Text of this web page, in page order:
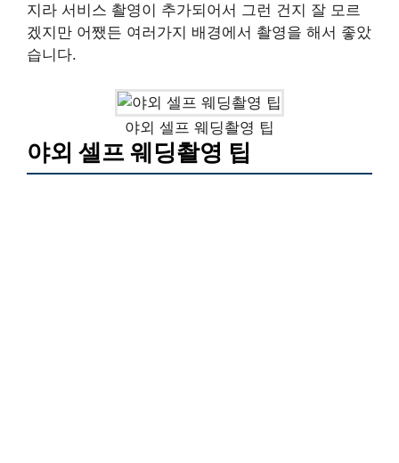
지라 서비스 촬영이 추가되어서 그런 건지 잘 모르
겠지만 어쨌든 여러가지 배경에서 촬영을 해서 좋았
습니다.
야외 셀프 웨딩촬영 팁
야외 셀프 웨딩촬영 팁